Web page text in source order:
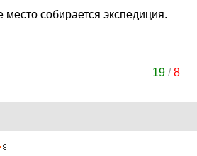
собирается экспедиция.
19 /8